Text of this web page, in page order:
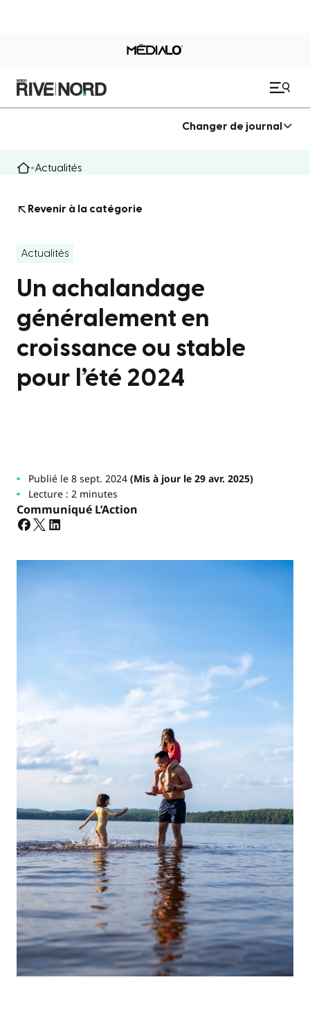
Changer de journal
Actualités
Revenir à la catégorie
Actualités
Un achalandage
généralement en
croissance ou stable
pour l’été 2024
Publié le 8 sept. 2024(Mis à jour le 29 avr. 2025)
Lecture : 2 minutes
Communiqué L’Action